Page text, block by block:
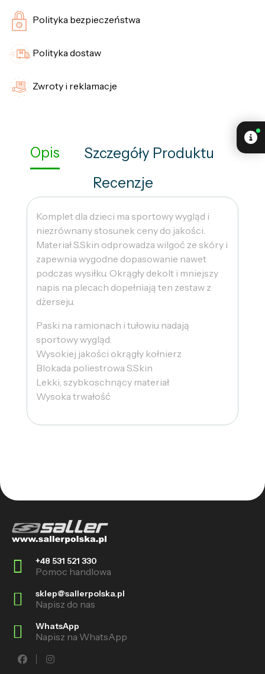
Polityka bezpieczeństwa
Polityka dostaw
Zwroty i reklamacje
Opis
Szczegóły Produktu
Recenzje
Komplet dla dzieci ma sportowy wygląd i
niezrównany stosunek ceny do jakości.
Materiał S.Skin odprowadza wilgoć ze skóry i
zapewnia wygodne dopasowanie nawet
podczas wysiłku. Okrągły dekolt i mniejszy
napis na plecach dopełniają ten zestaw z
dżerseju.
Paski na ramionach i tułowiu nadają
sportowy wygląd.
Wysokiej jakości okrągły kołnierz
Blokada poliestrowa S.Skin
Lekki, szybkoschnący materiał
Wysoka trwałość
+48 531 521 330
Pomoc handlowa
sklep@sallerpolska.pl
Napisz do nas
WhatsApp
Napisz na WhatsApp